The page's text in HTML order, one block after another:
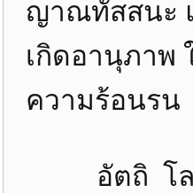
ญาณทัสสนะ
เกิดอานุภาพ
ความร้อนร
อัตถิ โล